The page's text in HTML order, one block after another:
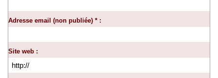
Adresse email (non publiée) * :
Site web :